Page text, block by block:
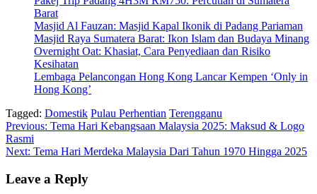
Barat
Masjid Al Fauzan: Masjid Kapal Ikonik di Padang Pariaman
Masjid Raya Sumatera Barat: Ikon Islam dan Budaya Minang
Overnight Oat: Khasiat, Cara Penyediaan dan Risiko
Kesihatan
Lembaga Pelancongan Hong Kong Lancar Kempen ‘Only in
Hong Kong’
Tagged: Domestik Pulau Perhentian Terengganu
Post
navigation
Previous: Tema Hari Kebangsaan Malaysia 2025: Maksud & Logo
Rasmi
Next: Tema Hari Merdeka Malaysia Dari Tahun 1970 Hingga 2025
Leave a Reply